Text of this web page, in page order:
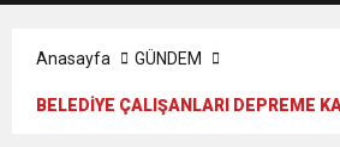
Anasayfa GÜNDEM
BELEDİYE ÇALIŞANLARI DEPREME